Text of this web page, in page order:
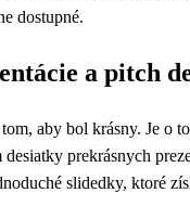
dostupné.
a pitch
aby bol krásny. Je o
prekrásnych
slidedky, ktoré